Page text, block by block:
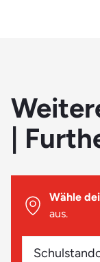
|
Wähle
aus.